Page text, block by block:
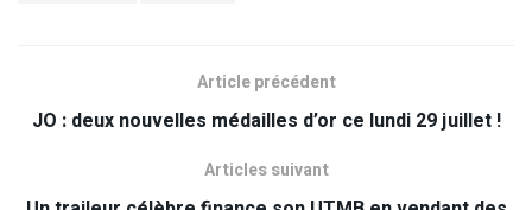
Article précédent
JO : deux nouvelles médailles d’or ce lundi 29 juillet !
Articles suivant